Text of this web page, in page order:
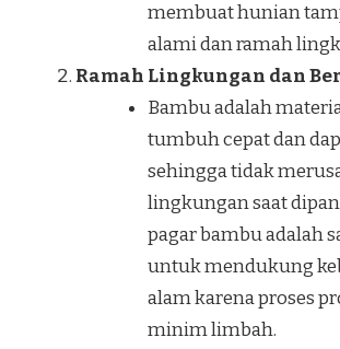
membuat hunian
alami dan ramah
Ramah Lingkungan dan
Bambu adalah
tumbuh cepat dan
sehingga tidak
lingkungan saat
pagar bambu adalah
untuk mendukung
alam karena proses
minim limbah.